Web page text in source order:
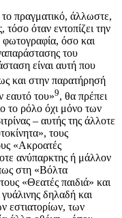
πραγματικό, άλλωστε,
τόσο όταν εντοπίζει την
φωτογραφία, όσο και
του
είναι αυτή που
και στην παρατήρησή
εαυτό του»9, θα πρέπει
το ρόλο όχι μόνο των
– αυτής της άλλοτε
τους
«Ακροατές
ανύπαρκτης ή μάλλον
στη «Βόλτα
«Θεατές παιδιά» και
δηλαδή και
εστιατορίων, των